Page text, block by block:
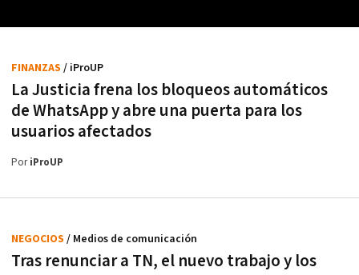
La Justicia frena los bloqueos automáticos
de WhatsApp y abre una puerta para los
usuarios afectados
FINANZAS / iProUP
PoriProUP
Tras renunciar a TN, el nuevo trabajo y los
NEGOCIOS / Medios de comunicación